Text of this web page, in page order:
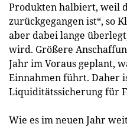
Produkten halbiert, weil
zurückgegangen ist“, so
aber dabei lange
wird. Größere
Jahr im Voraus geplant,
Einnahmen führt. Daher
Liquiditätssicherung für
Wie es im neuen Jahr